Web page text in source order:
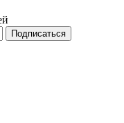
Подписаться